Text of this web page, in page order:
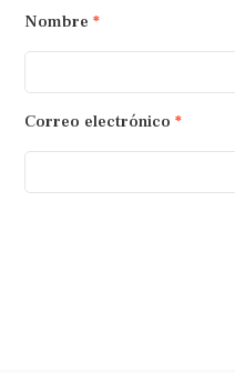
Nombre *
Correo electrónico *